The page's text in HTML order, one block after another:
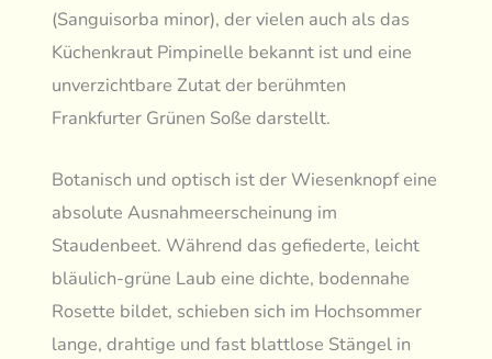
(Sanguisorba minor), der vielen auch als das
Küchenkraut Pimpinelle bekannt ist und eine
unverzichtbare Zutat der berühmten
Frankfurter Grünen Soße darstellt.
Botanisch und optisch ist der Wiesenknopf eine
absolute Ausnahmeerscheinung im
Staudenbeet. Während das gefiederte, leicht
bläulich-grüne Laub eine dichte, bodennahe
Rosette bildet, schieben sich im Hochsommer
lange, drahtige und fast blattlose Stängel in